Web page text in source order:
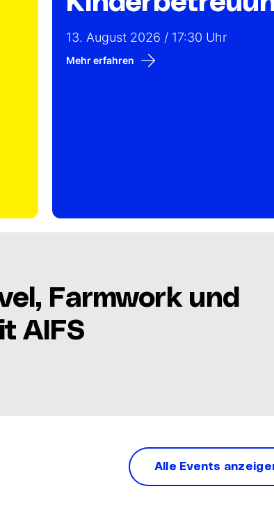
Farmwork und
AIFS
13. August 2026 / 17:30 Uhr
Mehr erfahren
Alle Events